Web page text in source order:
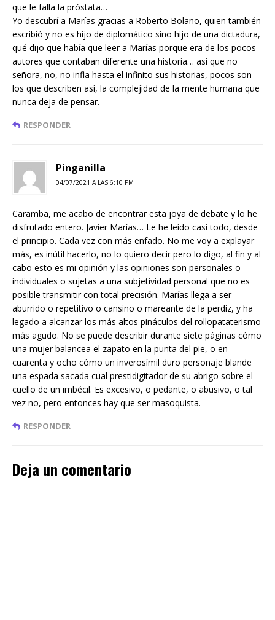
que le falla la próstata…
Yo descubrí a Marías gracias a Roberto Bolaño, quien también
escribió y no es hijo de diplomático sino hijo de una dictadura,
qué dijo que había que leer a Marías porque era de los pocos
autores que contaban diferente una historia… así que no
señora, no, no infla hasta el infinito sus historias, pocos son
los que describen así, la complejidad de la mente humana que
nunca deja de pensar.
RESPONDER
Pinganilla
04/07/2021 A LAS 6:10 PM
Caramba, me acabo de encontrar esta joya de debate y lo he
disfrutado entero. Javier Marías… Le he leído casi todo, desde
el principio. Cada vez con más enfado. No me voy a explayar
más, es inútil hacerlo, no lo quiero decir pero lo digo, al fin y al
cabo esto es mi opinión y las opiniones son personales o
individuales o sujetas a una subjetividad personal que no es
posible transmitir con total precisión. Marías llega a ser
aburrido o repetitivo o cansino o mareante de la perdiz, y ha
legado a alcanzar los más altos pináculos del rollopataterismo
más agudo. No se puede describir durante siete páginas cómo
una mujer balancea el zapato en la punta del pie, o en
cuarenta y ocho cómo un inverosímil duro personaje blande
una espada sacada cual prestidigitador de su abrigo sobre el
cuello de un imbécil. Es excesivo, o pedante, o abusivo, o tal
vez no, pero entonces hay que ser masoquista.
RESPONDER
Deja un comentario